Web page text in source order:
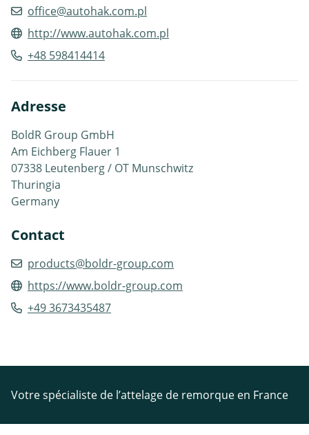
office@autohak.com.pl
http://www.autohak.com.pl
+48 598414414
Adresse
BoldR Group GmbH
Am Eichberg Flauer 1
07338 Leutenberg / OT Munschwitz
Thuringia
Germany
Contact
products@boldr-group.com
https://www.boldr-group.com
+49 3673435487
Votre spécialiste de l’attelage de remorque en France